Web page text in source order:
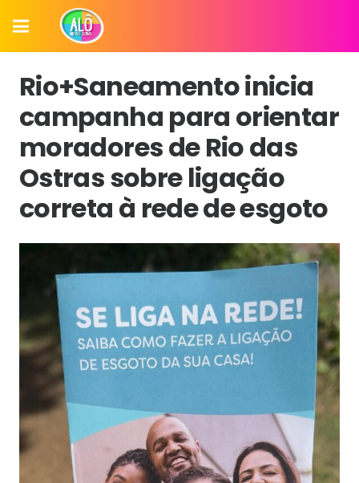
Rio+Saneamento inicia
campanha para orientar
moradores de Rio das
Ostras sobre ligação
correta à rede de esgoto